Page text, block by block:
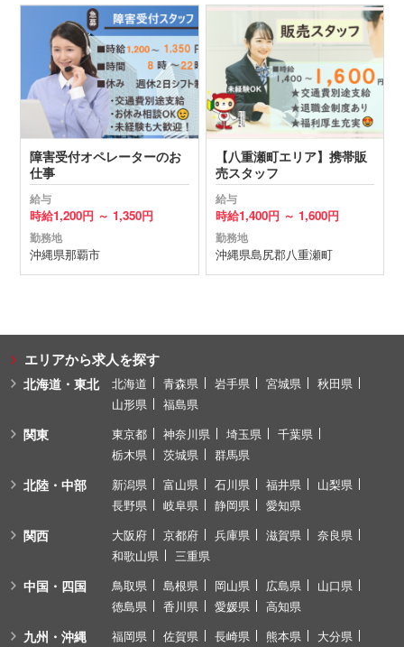
障害受付オペレーターのお
仕事
給与
時給1,200円 ～ 1,350円
勤務地
沖縄県那覇市
【八重瀬町エリア】携帯販
売スタッフ
給与
時給1,400円 ～ 1,600円
勤務地
沖縄県島尻郡八重瀬町
エリアから求人を探す
北海道・東北 北海道 青森県 岩手県 宮城県
秋田県
山形県
福島県
関東 東京都 神奈川県 埼玉県
千葉県
栃木県
茨城県 群馬県
北陸・中部 新潟県 富山県 石川県 福井県
山梨県
長野県
岐阜県 静岡県 愛知県
関西 大阪府 京都府 兵庫県 滋賀県
奈良県
和歌山県
三重県
中国・四国 鳥取県 島根県 岡山県 広島県
山口県
徳島県
香川県 愛媛県 高知県
九州・沖縄 福岡県 佐賀県 長崎県 熊本県
大分県